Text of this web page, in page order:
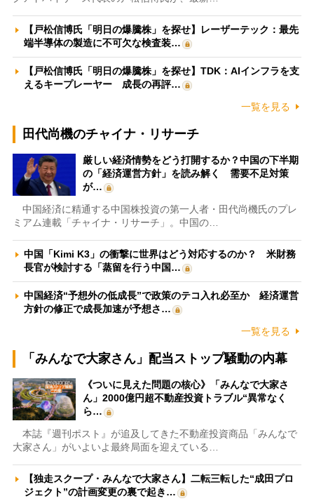
【戸松信博氏「明日の爆騰株」を探せ】レーザーテック：最先
端半導体の製造に不可欠な検査装…
【戸松信博氏「明日の爆騰株」を探せ】TDK：AIインフラを支
えるキープレーヤー 成長の再評…
一覧を見る
田代尚機のチャイナ・リサーチ
厳しい経済情勢をどう打開するか？中国の下半期
の「経済運営方針」を読み解く 需要不足対策
が…
中国経済に精通する中国株投資の第一人者・田代尚機氏のプレ
ミアム連載「チャイナ・リサーチ」。中国の…
中国「Kimi K3」の衝撃に世界はどう対応するのか？ 米財務
長官が検討する「蒸留を行う中国…
中国経済“予想外の低成長”で政策のテコ入れ必至か 経済運営
方針の修正で成長加速が予想さ…
一覧を見る
「みんなで大家さん」配当ストップ騒動の内幕
《ついに見えた問題の核心》「みんなで大家さ
ん」2000億円超不動産投資トラブル“異常なく
ら…
本誌『週刊ポスト』が追及してきた不動産投資商品「みんなで
大家さん」がいよいよ最終局面を迎えている…
【独走スクープ・みんなで大家さん】二転三転した“成田プロ
ジェクト”の計画変更の裏で起き…